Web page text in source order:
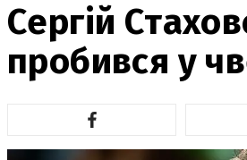
Сергій
пробився у